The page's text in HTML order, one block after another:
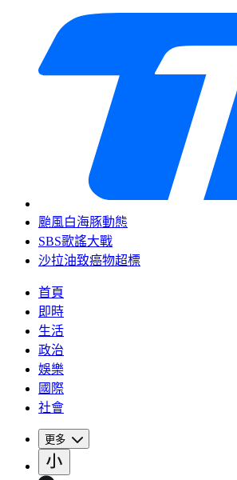
颱風白海豚動態
SBS歌謠大戰
沙拉油致癌物超標
首頁
即時
生活
政治
娛樂
國際
社會
更多